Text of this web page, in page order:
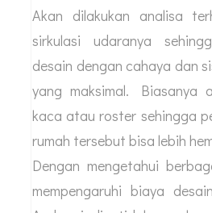
tetapi mampu
Salah satunya seperti
pencahayaan dan
sebuah bangunan tanpa
Akan dilakukan analisa
sirkulasi udaranya
desain dengan cahaya dan
yang maksimal. Biasanya